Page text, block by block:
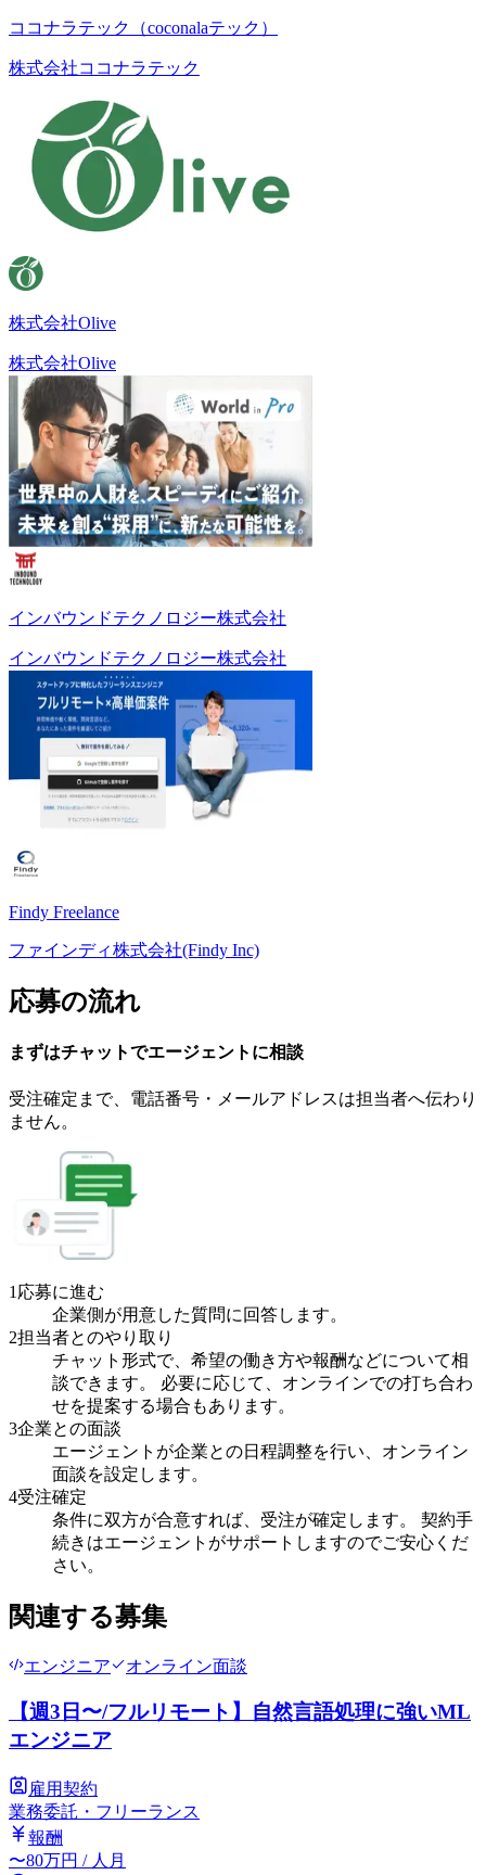
ココナラテック（coconalaテック）
株式会社ココナラテック
株式会社Olive
株式会社Olive
インバウンドテクノロジー株式会社
インバウンドテクノロジー株式会社
Findy Freelance
ファインディ株式会社(Findy Inc)
応募の流れ
まずはチャットでエージェント に相談
受注確定まで、 電話番号・メールアドレスは担当者へ伝わり
ません。
1 応募に進む
企業側が用意した質問に回答します。
2担当者とのやり取り
チャット形式で、希望の働き方や報酬などについて相
談できます。 必要に応じて、オンラインでの打ち合わ
せを提案する場合もあります。
3企業との面談
エージェントが企業との日程調整を行い、オンライン
面談を設定します。
4受注確定
条件に双方が合意すれば、受注が確定します。 契約手
続きはエージェントがサポートしますのでご安心くだ
さい。
関連する募集
エンジニア オンライン面談
【週3日〜/フルリモート】自然言語処理に強いML
エンジニア
雇用契約
業務委託・フリーランス
報酬
〜80万円 / 人月